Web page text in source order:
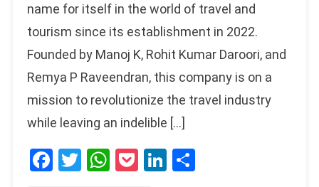
name for itself in the world of travel and
tourism since its establishment in 2022.
Founded by Manoj K, Rohit Kumar Daroori, and
Remya P Raveendran, this company is on a
mission to revolutionize the travel industry
while leaving an indelible […]
Facebook
Twitter
WhatsApp
PocketLinkedIn
Share